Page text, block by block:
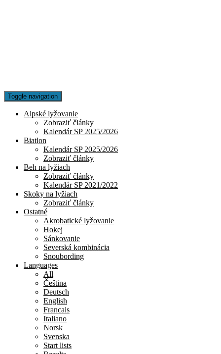
Toggle navigation
Alpské lyžovanie
Zobraziť články
Kalendár SP 2025/2026
Biatlon
Kalendár SP 2025/2026
Zobraziť články
Beh na lyžiach
Zobraziť články
Kalendár SP 2021/2022
Skoky na lyžiach
Zobraziť články
Ostatné
Akrobatické lyžovanie
Hokej
Sánkovanie
Severská kombinácia
Snoubording
Languages
All
Čeština
Deutsch
English
Francais
Italiano
Norsk
Svenska
Start lists